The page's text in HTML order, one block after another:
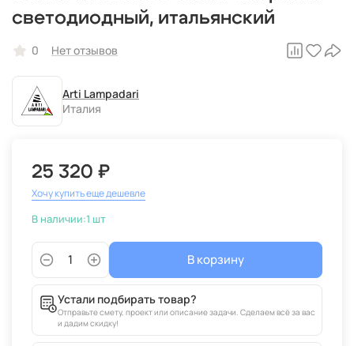
светодиодный, итальянский
0 Нет отзывов
Arti Lampadari
Италия
25 320 ₽
Хочу купить еще дешевле
В наличии:1 шт
В корзину
Устали подбирать товар?
Отправьте смету, проект или описание задачи. Сделаем всё за вас
и дадим скидку!